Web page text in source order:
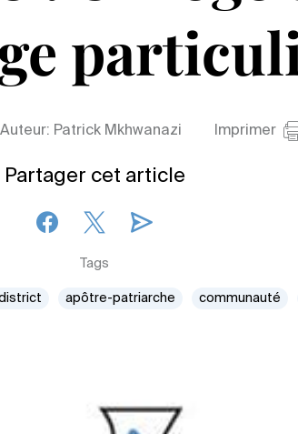
Auteur: Patrick Mkhwanazi Imprimer
Partager cet article
Tags
apôtre-patriarche communauté